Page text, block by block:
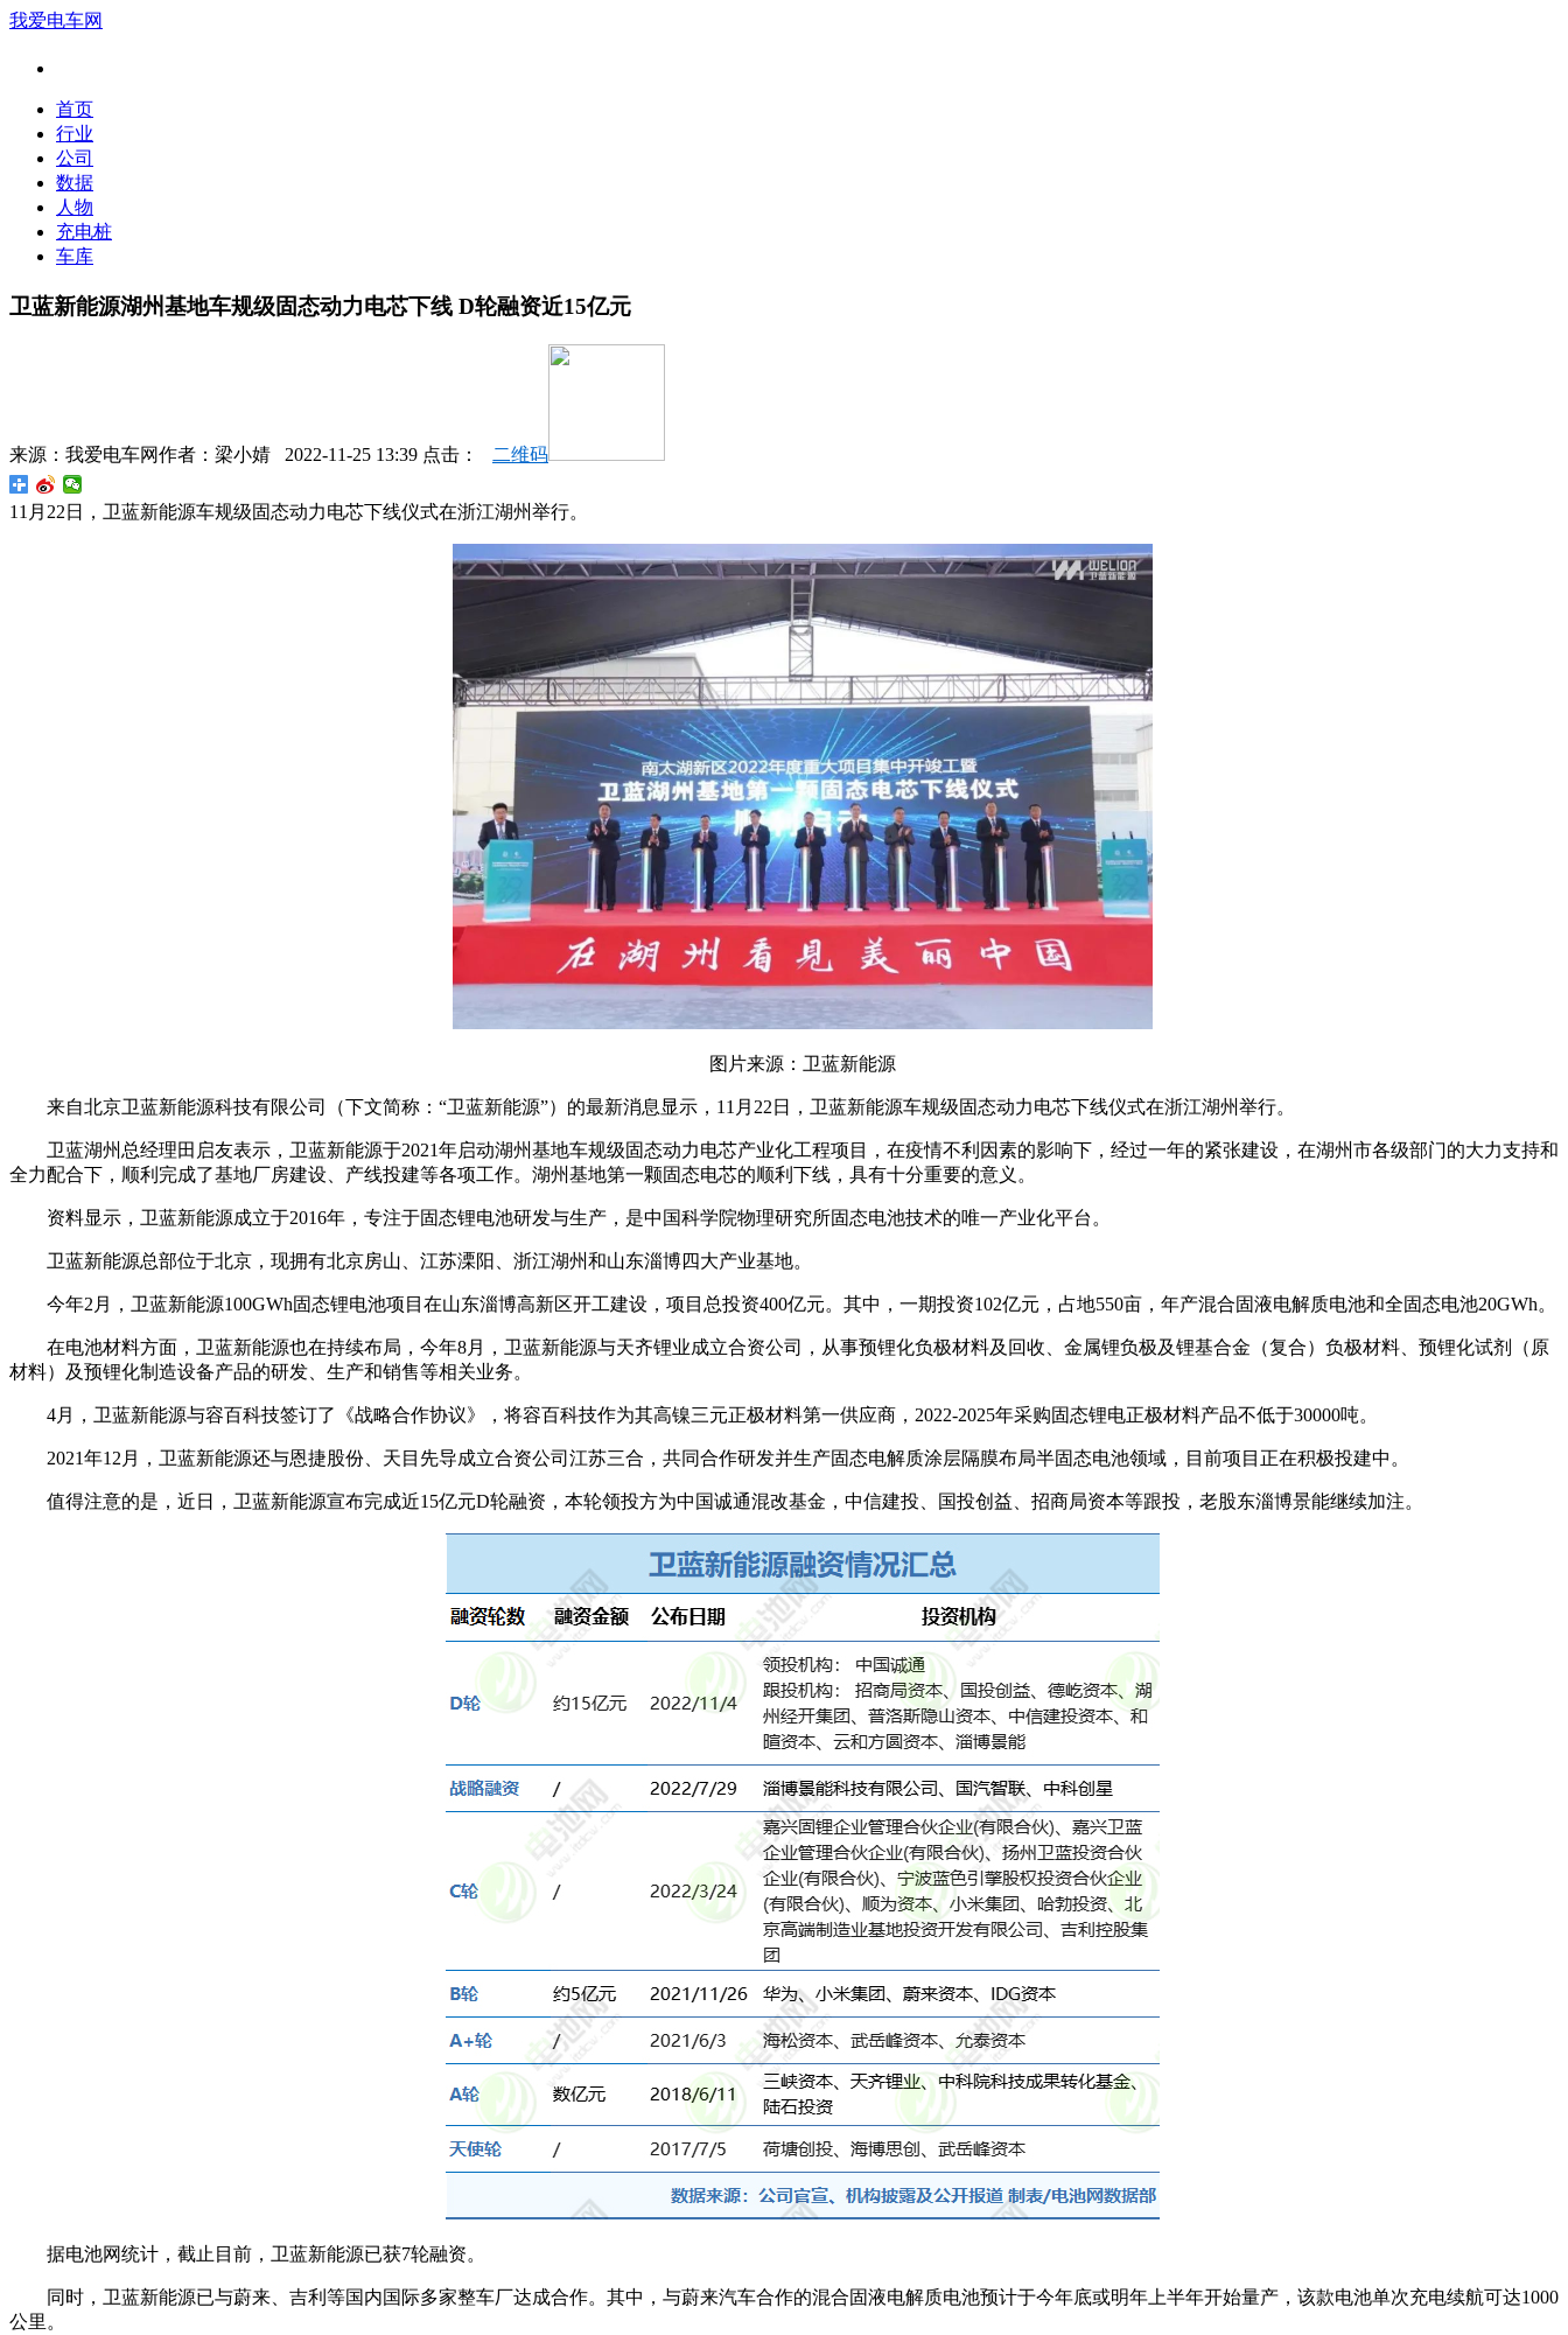
我爱电车网
首页
行业
公司
数据
人物
充电桩
车库
卫蓝新能源湖州基地车规级固态动力电芯下线 D轮融资近15亿元
来源： 我爱电车网作者： 梁小婧 2022-11-25 13:39 点击： 二维码
11月22日，卫蓝新能源车规级固态动力电芯下线仪式在浙江湖州举行。
图片来源：卫蓝新能源
来自北京卫蓝新能源科技有限公司（下文简称：“卫蓝新能源”）的最新消息显示，11月22日，卫蓝新能源车规级固态动力电芯下线仪式在浙江湖州举行。
卫蓝湖州总经理田启友表示，卫蓝新能源于2021年启动湖州基地车规级固态动力电芯产业化工程项目，在疫情不利因素的影响下，经过一年的紧张建设，在湖州市各级部门的大力支持和
全力配合下，顺利完成了基地厂房建设、产线投建等各项工作。湖州基地第一颗固态电芯的顺利下线，具有十分重要的意义。
资料显示，卫蓝新能源成立于2016年，专注于固态锂电池研发与生产，是中国科学院物理研究所固态电池技术的唯一产业化平台。
卫蓝新能源总部位于北京，现拥有北京房山、江苏溧阳、浙江湖州和山东淄博四大产业基地。
今年2月，卫蓝新能源100GWh固态锂电池项目在山东淄博高新区开工建设，项目总投资400亿元。其中，一期投资102亿元，占地550亩，年产混合固液电解质电池和全固态电池20GWh。
在电池材料方面，卫蓝新能源也在持续布局，今年8月，卫蓝新能源与天齐锂业成立合资公司，从事预锂化负极材料及回收、金属锂负极及锂基合金（复合）负极材料、预锂化试剂（原
材料）及预锂化制造设备产品的研发、生产和销售等相关业务。
4月，卫蓝新能源与容百科技签订了《战略合作协议》，将容百科技作为其高镍三元正极材料第一供应商，2022-2025年采购固态锂电正极材料产品不低于30000吨。
2021年12月，卫蓝新能源还与恩捷股份、天目先导成立合资公司江苏三合，共同合作研发并生产固态电解质涂层隔膜布局半固态电池领域，目前项目正在积极投建中。
值得注意的是，近日，卫蓝新能源宣布完成近15亿元D轮融资，本轮领投方为中国诚通混改基金，中信建投、国投创益、招商局资本等跟投，老股东淄博景能继续加注。
据电池网统计，截止目前，卫蓝新能源已获7轮融资。
同时，卫蓝新能源已与蔚来、吉利等国内国际多家整车厂达成合作。其中，与蔚来汽车合作的混合固液电解质电池预计于今年底或明年上半年开始量产，该款电池单次充电续航可达1000
公里。